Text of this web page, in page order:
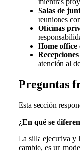
mientras
Salas de
reuniones
Oficinas
Home office
atención al
Preguntas
Esta sección
¿En qué se
La silla ejecutiva y
cambio, es un